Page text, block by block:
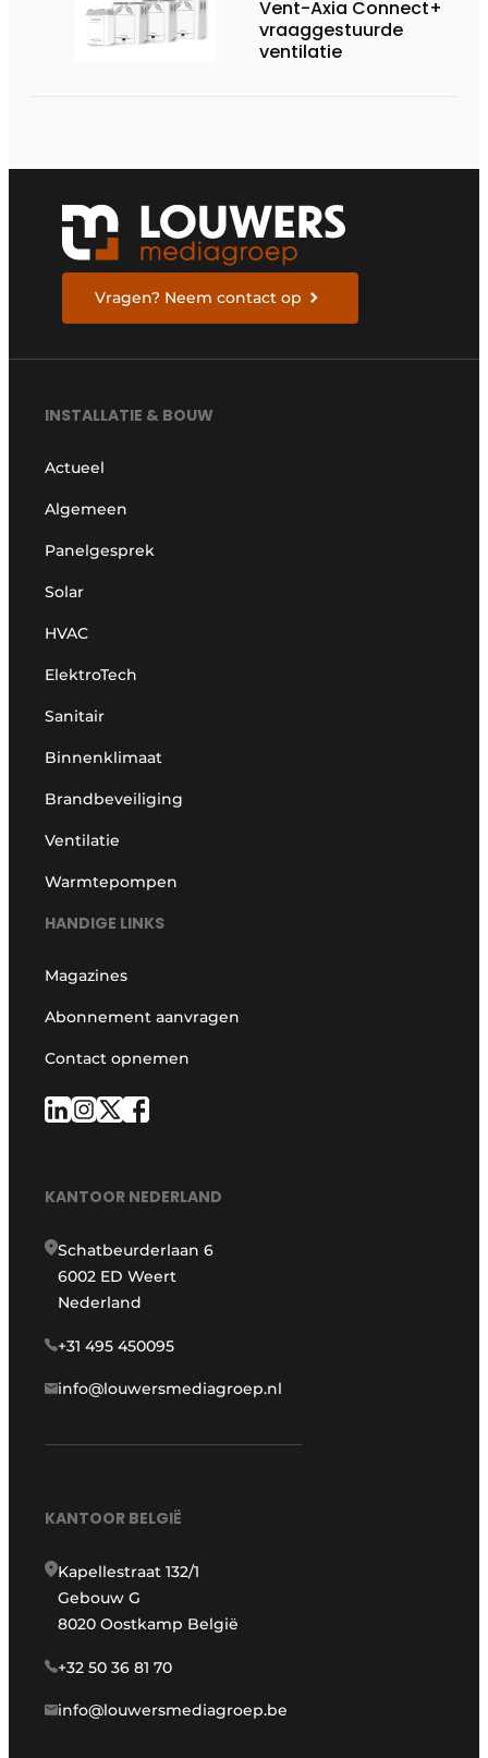
Vent-Axia Connect+
vraaggestuurde
ventilatie
Vragen? Neem contact op
INSTALLATIE & BOUW
Actueel
Algemeen
Panelgesprek
Solar
HVAC
ElektroTech
Sanitair
Binnenklimaat
Brandbeveiliging
Ventilatie
Warmtepompen
HANDIGE LINKS
Magazines
Abonnement aanvragen
Contact opnemen
KANTOOR NEDERLAND
Schatbeurderlaan 6
6002 ED Weert
Nederland
+31 495 450095
info@louwersmediagroep.nl
KANTOOR BELGIË
Kapellestraat 132/1
Gebouw G
8020 Oostkamp België
+32 50 36 81 70
info@louwersmediagroep.be